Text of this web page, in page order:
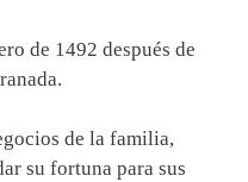
de 1492 después de
de la familia,
su fortuna para sus